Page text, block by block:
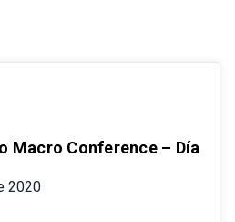
Macro Conference – Día
2020